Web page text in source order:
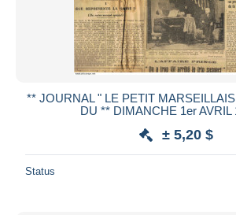
** JOURNAL " LE PETIT
DU ** DIMANCHE 1er AVRIL
± 5,20 $
Status